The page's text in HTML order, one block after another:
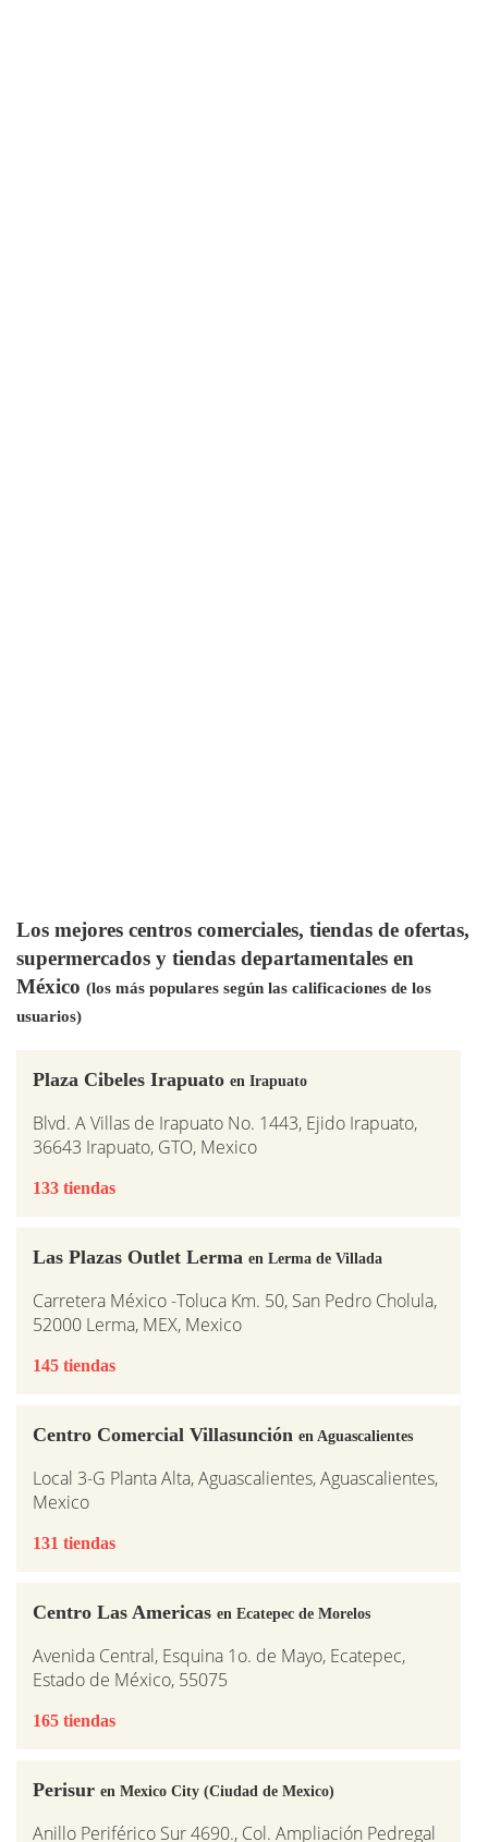
Los mejores centros comerciales, tiendas de ofertas,
supermercados y tiendas departamentales en
México (los más populares según las calificaciones de los
usuarios)
Plaza Cibeles Irapuato en Irapuato
Blvd. A Villas de Irapuato No. 1443, Ejido Irapuato,
36643 Irapuato, GTO, Mexico
133 tiendas
Las Plazas Outlet Lerma en Lerma de Villada
Carretera México -Toluca Km. 50, San Pedro Cholula,
52000 Lerma, MEX, Mexico
145 tiendas
Centro Comercial Villasunción en Aguascalientes
Local 3-G Planta Alta, Aguascalientes, Aguascalientes,
Mexico
131 tiendas
Centro Las Americas en Ecatepec de Morelos
Avenida Central, Esquina 1o. de Mayo, Ecatepec,
Estado de México, 55075
165 tiendas
Perisur en Mexico City (Ciudad de Mexico)
Anillo Periférico Sur 4690., Col. Ampliación Pedregal